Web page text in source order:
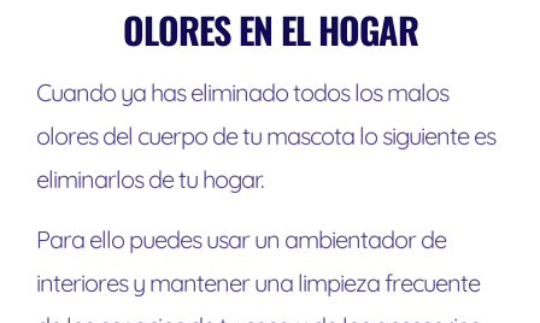
OLORES EN EL HOGAR
Cuando ya has eliminado todos los malos
olores del cuerpo de tu mascota lo siguiente es
eliminarlos de tu hogar.
Para ello puedes usar un ambientador de
interiores y mantener una limpieza frecuente